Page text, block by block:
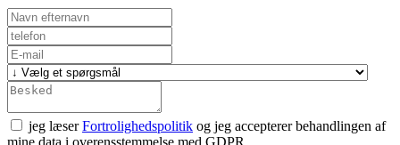
jeg læserFortrolighedspolitik og jeg accepterer behandlingen af
mine data i overensstemmelse med GDPR